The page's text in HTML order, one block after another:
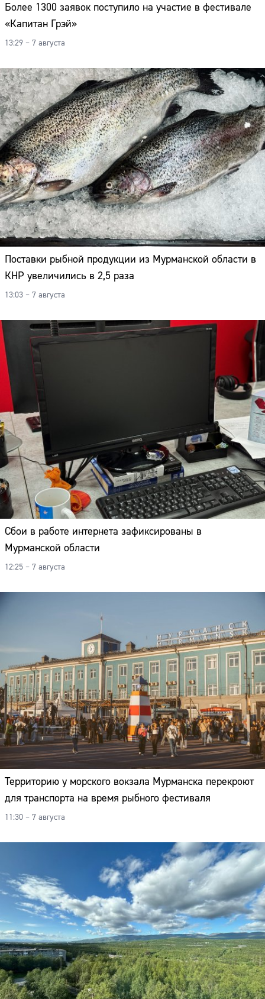
Более 1300 заявок поступило на участие в фестивале
«Капитан Грэй»
13:29 – 7 августа
Поставки рыбной продукции из Мурманской области в
КНР увеличились в 2,5 раза
13:03 – 7 августа
Сбои в работе интернета зафиксированы в
Мурманской области
12:25 – 7 августа
Территорию у морского вокзала Мурманска перекроют
для транспорта на время рыбного фестиваля
11:30 – 7 августа
Сайт: